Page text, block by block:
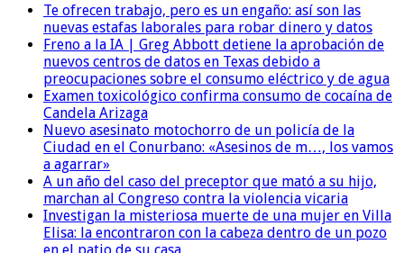
Te ofrecen trabajo, pero es un engaño: así son las
nuevas estafas laborales para robar dinero y datos
Freno a la IA | Greg Abbott detiene la aprobación de
nuevos centros de datos en Texas debido a
preocupaciones sobre el consumo eléctrico y de agua
Examen toxicológico confirma consumo de cocaína de
Candela Arizaga
Nuevo asesinato motochorro de un policía de la
Ciudad en el Conurbano: «Asesinos de m…, los vamos
a agarrar»
A un año del caso del preceptor que mató a su hijo,
marchan al Congreso contra la violencia vicaria
Investigan la misteriosa muerte de una mujer en Villa
Elisa: la encontraron con la cabeza dentro de un pozo